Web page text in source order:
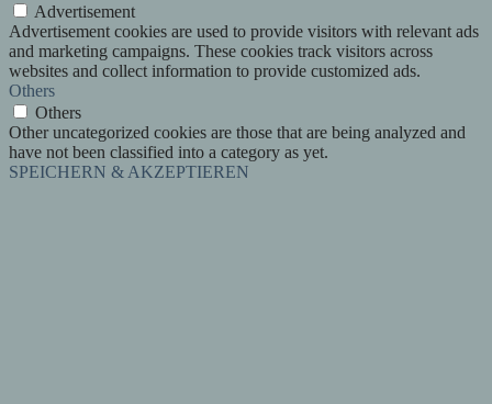
Advertisement
Advertisement cookies are used to provide visitors with relevant ads
and marketing campaigns. These cookies track visitors across
websites and collect information to provide customized ads.
Others
Others
Other uncategorized cookies are those that are being analyzed and
have not been classified into a category as yet.
SPEICHERN & AKZEPTIEREN